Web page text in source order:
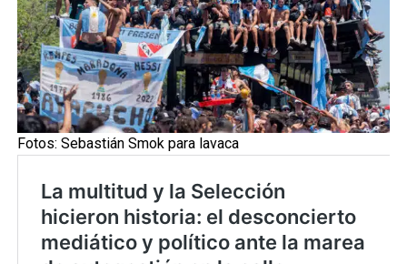
Fotos: Sebastián Smok para lavaca